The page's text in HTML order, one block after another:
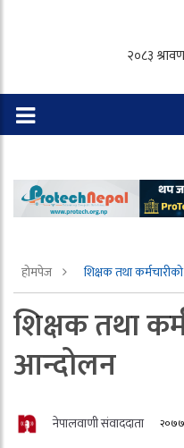
होमपेज शिक्षक तथा
शिक्षक तथा
आन्दोलन
नेपालवाणी संवाददाता २०७७